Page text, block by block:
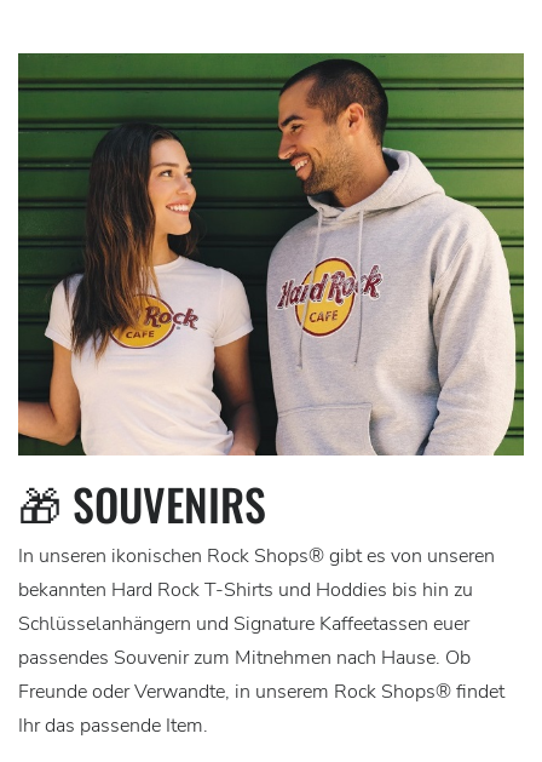
🎁 SOUVENIRS
In unseren ikonischen Rock Shops® gibt es von unseren
bekannten Hard Rock T-Shirts und Hoddies bis hin zu
Schlüsselanhängern und Signature Kaffeetassen euer
passendes Souvenir zum Mitnehmen nach Hause. Ob
Freunde oder Verwandte, in unserem Rock Shops® findet
Ihr das passende Item.